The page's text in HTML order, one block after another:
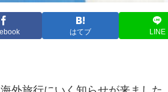
はてブ LINE